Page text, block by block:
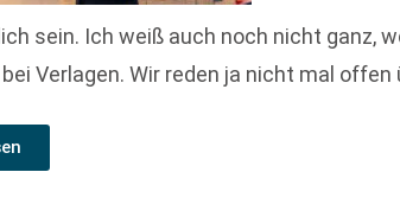
sein. Ich weiß auch noch nicht ganz,
Verlagen. Wir reden ja nicht mal